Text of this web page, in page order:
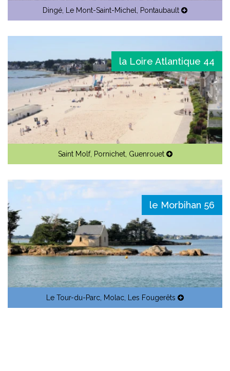
Dingé, Le Mont-Saint-Michel, Pontaubault
la Loire Atlantique 44
Saint Molf, Pornichet, Guenrouet
le Morbihan 56
Le Tour-du-Parc, Molac, Les Fougerêts